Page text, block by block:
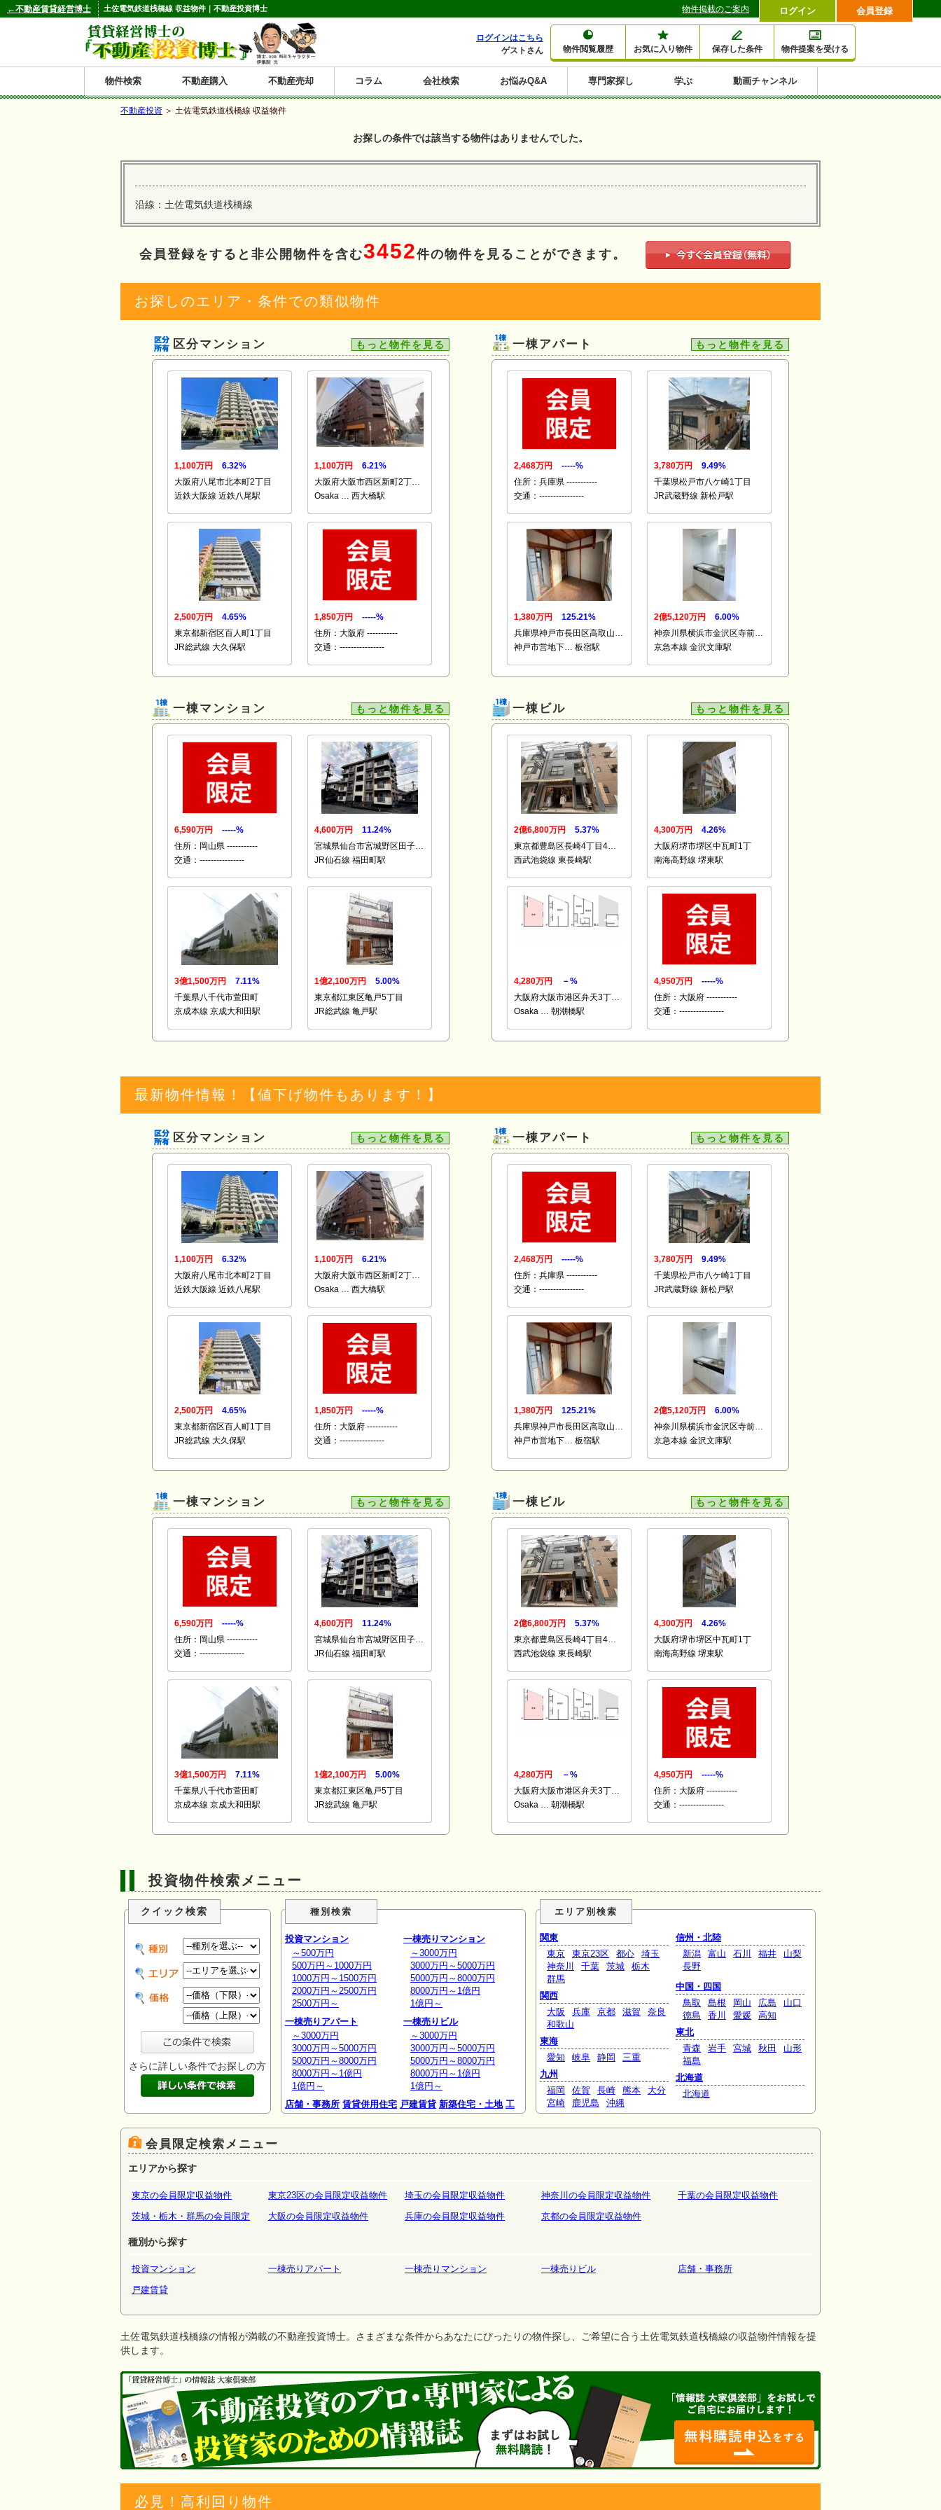
土佐電気鉄道桟橋線 収益物件｜不動産投資博士
物件閲覧履歴 お気に入り物件 保存した条件 物件提案を受ける
ログインはこちら
ゲストさん
物件検索 不動産購入 不動産売却 コラム 会社検索 お悩みQ&A 専門家探し 学ぶ 動画チャンネル
ログイン 会員登録
物件掲載のご案内
←不動産賃貸経営博士
不動産投資 ＞ 土佐電気鉄道桟橋線 収益物件
お探しの条件では該当する物件はありませんでした。
沿線：土佐電気鉄道桟橋線
会員登録をすると非公開物件を含む3452件の物件を見ることができます。
お探しのエリア・条件での類似物件
区分マンション もっと物件を見る
1,100万円
6.32%
大阪府八尾市北本町2丁目
近鉄大阪線 近鉄八尾駅
1,100万円
6.21%
大阪府大阪市西区新町2丁…
Osaka … 西大橋駅
2,500万円
4.65%
東京都新宿区百人町1丁目
JR総武線 大久保駅
1,850万円
-----%
住所：大阪府 -----------
交通：----------------
一棟アパート もっと物件を見る
2,468万円
-----%
住所：兵庫県 -----------
交通：----------------
3,780万円
9.49%
千葉県松戸市八ケ崎1丁目
JR武蔵野線 新松戸駅
1,380万円
125.21%
兵庫県神戸市長田区高取山…
神戸市営地下… 板宿駅
2億5,120万円
6.00%
神奈川県横浜市金沢区寺前…
京急本線 金沢文庫駅
一棟マンション もっと物件を見る
6,590万円
-----%
住所：岡山県 -----------
交通：----------------
4,600万円
11.24%
宮城県仙台市宮城野区田子…
JR仙石線 福田町駅
3億1,500万円
7.11%
千葉県八千代市萱田町
京成本線 京成大和田駅
1億2,100万円
5.00%
東京都江東区亀戸5丁目
JR総武線 亀戸駅
一棟ビル もっと物件を見る
2億6,800万円
5.37%
東京都豊島区長崎4丁目4…
西武池袋線 東長崎駅
4,300万円
4.26%
大阪府堺市堺区中瓦町1丁
南海高野線 堺東駅
4,280万円
－%
大阪府大阪市港区弁天3丁…
Osaka … 朝潮橋駅
4,950万円
-----%
住所：大阪府 -----------
交通：----------------
最新物件情報！【値下げ物件もあります！】
区分マンション もっと物件を見る
1,100万円
6.32%
大阪府八尾市北本町2丁目
近鉄大阪線 近鉄八尾駅
1,100万円
6.21%
大阪府大阪市西区新町2丁…
Osaka … 西大橋駅
2,500万円
4.65%
東京都新宿区百人町1丁目
JR総武線 大久保駅
1,850万円
-----%
住所：大阪府 -----------
交通：----------------
一棟アパート もっと物件を見る
2,468万円
-----%
住所：兵庫県 -----------
交通：----------------
3,780万円
9.49%
千葉県松戸市八ケ崎1丁目
JR武蔵野線 新松戸駅
1,380万円
125.21%
兵庫県神戸市長田区高取山…
神戸市営地下… 板宿駅
2億5,120万円
6.00%
神奈川県横浜市金沢区寺前…
京急本線 金沢文庫駅
一棟マンション もっと物件を見る
6,590万円
-----%
住所：岡山県 -----------
交通：----------------
4,600万円
11.24%
宮城県仙台市宮城野区田子…
JR仙石線 福田町駅
3億1,500万円
7.11%
千葉県八千代市萱田町
京成本線 京成大和田駅
1億2,100万円
5.00%
東京都江東区亀戸5丁目
JR総武線 亀戸駅
一棟ビル もっと物件を見る
2億6,800万円
5.37%
東京都豊島区長崎4丁目4…
西武池袋線 東長崎駅
4,300万円
4.26%
大阪府堺市堺区中瓦町1丁
南海高野線 堺東駅
4,280万円
－%
大阪府大阪市港区弁天3丁…
Osaka … 朝潮橋駅
4,950万円
-----%
住所：大阪府 -----------
交通：----------------
投資物件検索メニュー
クイック検索
さらに詳しい条件でお探しの方
種別検索
投資マンション
～500万円
500万円～1000万円
1000万円～1500万円
2000万円～2500万円
2500万円～
一棟売りアパート
～3000万円
3000万円～5000万円
5000万円～8000万円
8000万円～1億円
1億円～
一棟売りマンション
～3000万円
3000万円～5000万円
5000万円～8000万円
8000万円～1億円
1億円～
一棟売りビル
～3000万円
3000万円～5000万円
5000万円～8000万円
8000万円～1億円
1億円～
店舗・事務所 賃貸併用住宅 戸建賃貸 新築住宅・土地 工
エリア別検索
関東
東京
東京23区 都心
埼玉
神奈川
千葉 茨城
栃木
群馬
関西
大阪
兵庫 京都 滋賀
奈良
和歌山
東海
愛知
岐阜 静岡
三重
九州
福岡
佐賀 長崎 熊本
大分
宮崎
鹿児島 沖縄
信州・北陸
新潟
富山 石川 福井
山梨
長野
中国・四国
鳥取
島根 岡山 広島
山口
徳島
香川 愛媛
高知
東北
青森
岩手 宮城 秋田
山形
福島
北海道
北海道
会員限定検索メニュー
エリアから探す
東京の会員限定収益物件 東京23区の会員限定収益物件 埼玉の会員限定収益物件 神奈川の会員限定収益物件
千葉の会員限定収益物件
茨城・栃木・群馬の会員限定
大阪の会員限定収益物件 兵庫の会員限定収益物件 京都の会員限定収益物件
種別から探す
投資マンション 一棟売りアパート 一棟売りマンション 一棟売りビル
店舗・事務所
戸建賃貸
土佐電気鉄道桟橋線の情報が満載の不動産投資博士。さまざまな条件からあなたにぴったりの物件探し、ご希望に合う土佐電気鉄道桟橋線の収益物件情報を提
供します。
必見！高利回り物件